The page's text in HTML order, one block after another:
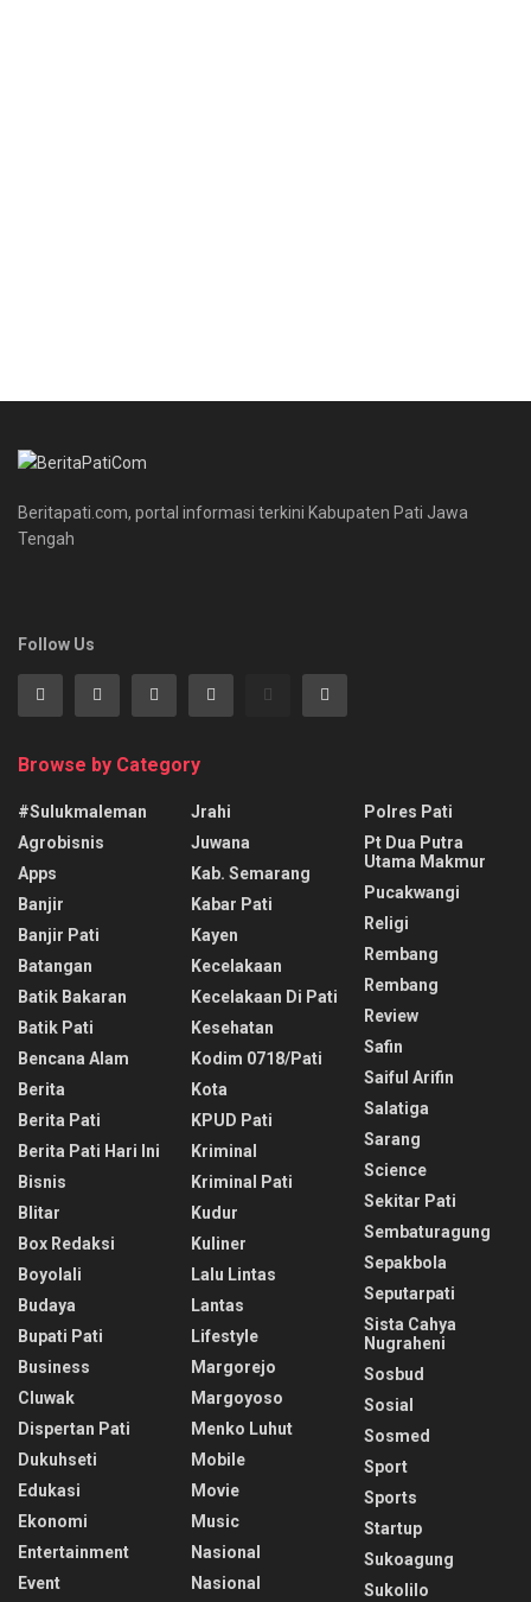
Beritapati.com, portal informasi terkini Kabupaten Pati Jawa
Tengah
Follow Us
Browse by Category
#sulukmaleman
Agrobisnis
Apps
Banjir
Banjir Pati
Batangan
Batik Bakaran
Batik Pati
Bencana Alam
Berita
Berita Pati
Berita Pati Hari Ini
Bisnis
Blitar
Box Redaksi
Boyolali
Budaya
Bupati Pati
Business
Cluwak
Dispertan Pati
Dukuhseti
Edukasi
Ekonomi
Entertainment
Event
Jrahi
Juwana
Kab. Semarang
Kabar Pati
Kayen
Kecelakaan
Kecelakaan Di Pati
Kesehatan
Kodim 0718/pati
Kota
KPUD Pati
Kriminal
Kriminal Pati
Kudur
Kuliner
Lalu Lintas
Lantas
Lifestyle
Margorejo
Margoyoso
Menko Luhut
Mobile
Movie
Music
Nasional
Nasional
Polres Pati
Pt Dua Putra
Utama Makmur
Pucakwangi
Religi
Rembang
Rembang
Review
Safin
Saiful Arifin
Salatiga
Sarang
Science
Sekitar Pati
Sembaturagung
Sepakbola
Seputarpati
Sista Cahya
Nugraheni
Sosbud
Sosial
Sosmed
Sport
Sports
Startup
Sukoagung
Sukolilo